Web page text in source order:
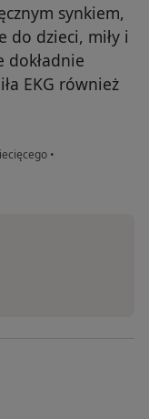
synkiem,
do dzieci, miły i
dokładnie
EKG również
•